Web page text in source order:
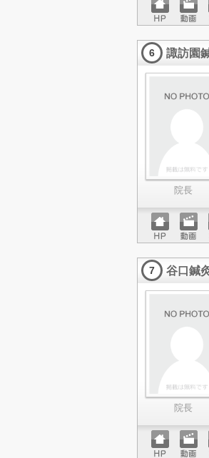
ホーム
ページ
動画
6 諏訪園
院長
ホーム
ページ
動画
7 谷口鍼
院長